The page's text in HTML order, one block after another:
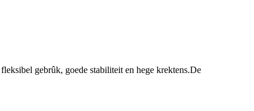
gebrûk, goede stabiliteit en hege krektens.De